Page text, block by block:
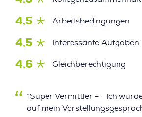
4,5 Arbeitsbedingungen
4,5 Interessante Aufgaben
4,6 Gleichberechtigung
”Super Vermittler – Ich
auf mein